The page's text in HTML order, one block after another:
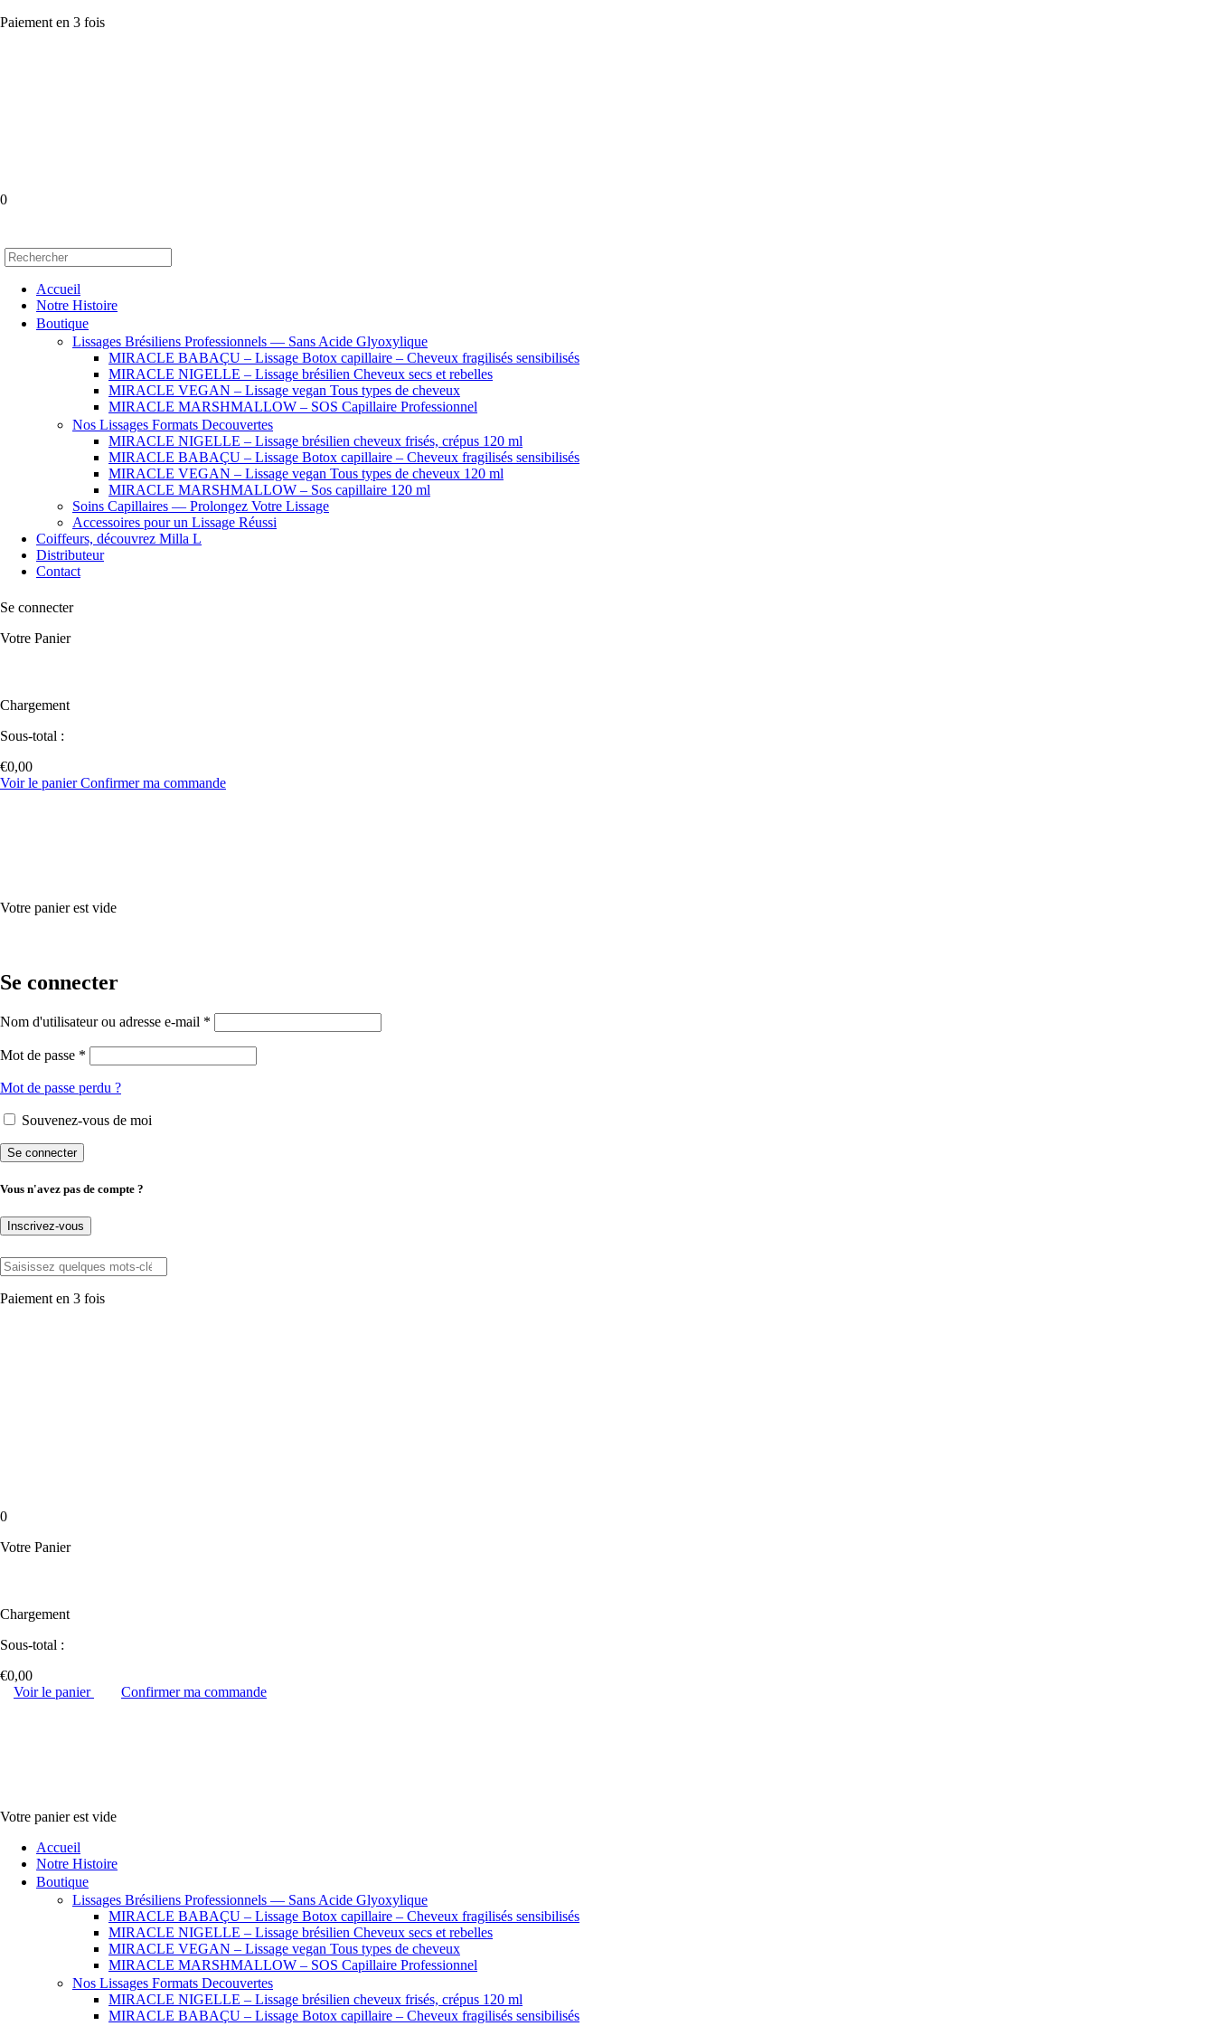
Paiement en 3 fois
0
Accueil
Notre Histoire
Boutique
Lissages Brésiliens Professionnels — Sans Acide Glyoxylique
MIRACLE BABAÇU – Lissage Botox capillaire – Cheveux fragilisés sensibilisés
MIRACLE NIGELLE – Lissage brésilien Cheveux secs et rebelles
MIRACLE VEGAN – Lissage vegan Tous types de cheveux
MIRACLE MARSHMALLOW – SOS Capillaire Professionnel
Nos Lissages Formats Decouvertes
MIRACLE NIGELLE – Lissage brésilien cheveux frisés, crépus 120 ml
MIRACLE BABAÇU – Lissage Botox capillaire – Cheveux fragilisés sensibilisés
MIRACLE VEGAN – Lissage vegan Tous types de cheveux 120 ml
MIRACLE MARSHMALLOW – Sos capillaire 120 ml
Soins Capillaires — Prolongez Votre Lissage
Accessoires pour un Lissage Réussi
Coiffeurs, découvrez Milla L
Distributeur
Contact
Se connecter
Votre Panier
Chargement
Sous-total :
€0,00
Voir le panierConfirmer ma commande
Votre panier est vide
Se connecter
Nom d'utilisateur ou adresse e-mail *
Mot de passe *
Mot de passe perdu ?
Souvenez-vous de moi
Vous n'avez pas de compte ?
Inscrivez-vous
Paiement en 3 fois
0
Votre Panier
Chargement
Sous-total :
€0,00
Voir le panier
Confirmer ma commande
Votre panier est vide
Accueil
Notre Histoire
Boutique
Lissages Brésiliens Professionnels — Sans Acide Glyoxylique
MIRACLE BABAÇU – Lissage Botox capillaire – Cheveux fragilisés sensibilisés
MIRACLE NIGELLE – Lissage brésilien Cheveux secs et rebelles
MIRACLE VEGAN – Lissage vegan Tous types de cheveux
MIRACLE MARSHMALLOW – SOS Capillaire Professionnel
Nos Lissages Formats Decouvertes
MIRACLE NIGELLE – Lissage brésilien cheveux frisés, crépus 120 ml
MIRACLE BABAÇU – Lissage Botox capillaire – Cheveux fragilisés sensibilisés